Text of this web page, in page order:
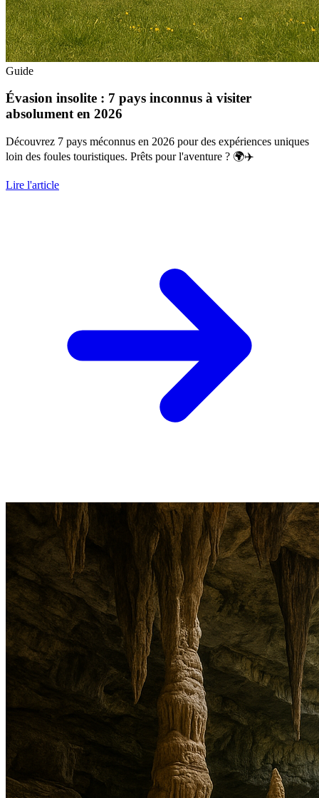
Guide
Évasion insolite : 7 pays inconnus à visiter
absolument en 2026
Découvrez 7 pays méconnus en 2026 pour des expériences uniques
loin des foules touristiques. Prêts pour l'aventure ? 🌍✈️
Lire l'article